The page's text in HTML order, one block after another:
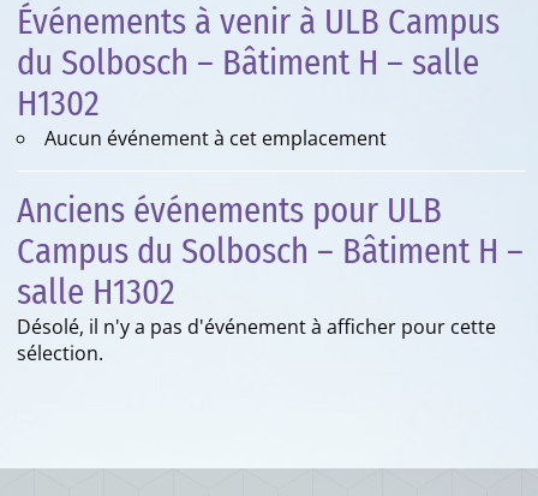
Événements à venir à ULB Campus
du Solbosch – Bâtiment H – salle
H1302
Aucun événement à cet emplacement
Anciens événements pour ULB
Campus du Solbosch – Bâtiment H –
salle H1302
Désolé, il n'y a pas d'événement à afficher pour cette
sélection.